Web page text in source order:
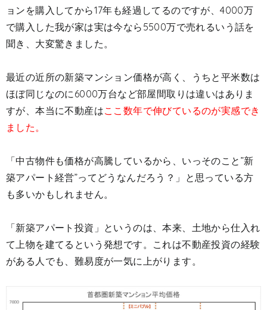
ョンを購入してから17年も経過してるのですが、4000万
で購入した我が家は実は今なら5500万で売れるいう話を
聞き、大変驚きました。
最近の近所の新築マンション価格が高く、うちと平米数は
ほぼ同じなのに6000万台など部屋間取りは違いはありま
すが、本当に不動産はここ数年で伸びているのが実感でき
ました。
「中古物件も価格が高騰しているから、いっそのこと”新
築アパート経営”ってどうなんだろう？」と思っている方
も多いかもしれません。
「新築アパート投資」というのは、本来、土地から仕入れ
て上物を建てるという発想です。これは不動産投資の経験
がある人でも、難易度が一気に上がります。